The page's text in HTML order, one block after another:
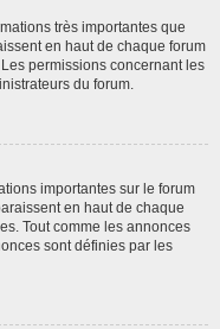
très importantes que
en haut de chaque forum
permissions concernant les
du forum.
importantes sur le forum
en haut de chaque
Tout comme les annonces
sont définies par les